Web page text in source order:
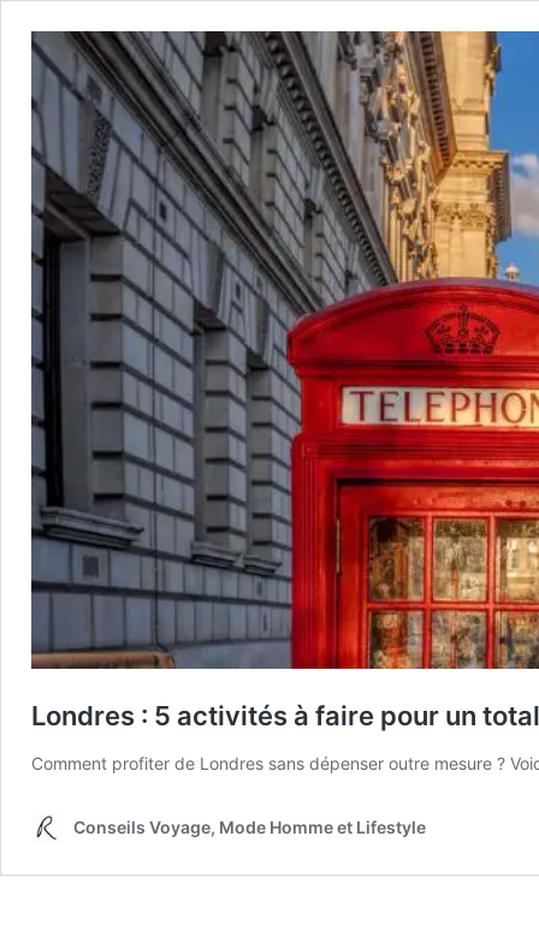
Londres : 5 activités à faire pour un
Comment profiter de Londres sans dépenser outre mesure ?
Conseils Voyage, Mode Homme et Lifestyle